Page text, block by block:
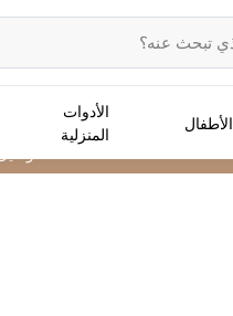
الأطفال
الأدوات
المنزلية